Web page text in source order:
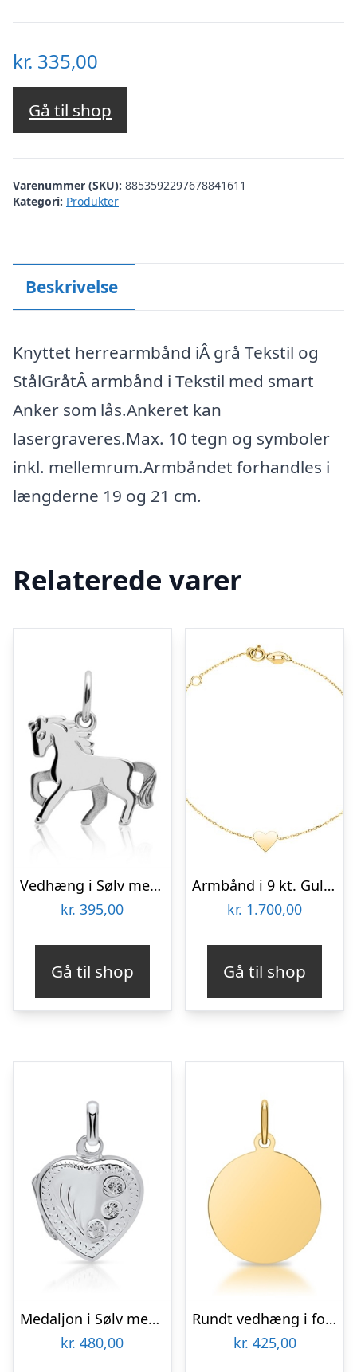
kr. 335,00
Gå til shop
Varenummer (SKU): 8853592297678841611
Kategori: Produkter
Beskrivelse
Knyttet herrearmbånd iÂ grå Tekstil og
StålGråtÂ armbånd i Tekstil med smart
Anker som lås.Ankeret kan
lasergraveres.Max. 10 tegn og symboler
inkl. mellemrum.Armbåndet forhandles i
længderne 19 og 21 cm.
Relaterede varer
Vedhæng i Sølv med Hest – Mulighed gravering
kr. 395,00
Gå til shop
Armbånd i 9 kt. Guld med Hjerte 16 og 18 cm – Mulighed for gravering
kr. 1.700,00
Gå til shop
Medaljon i Sølv med Hjerte – Mulighed for gravering
kr. 480,00
Rundt vedhæng i forgyldt Sølv 16 mm – Mulighed for gravering
kr. 425,00